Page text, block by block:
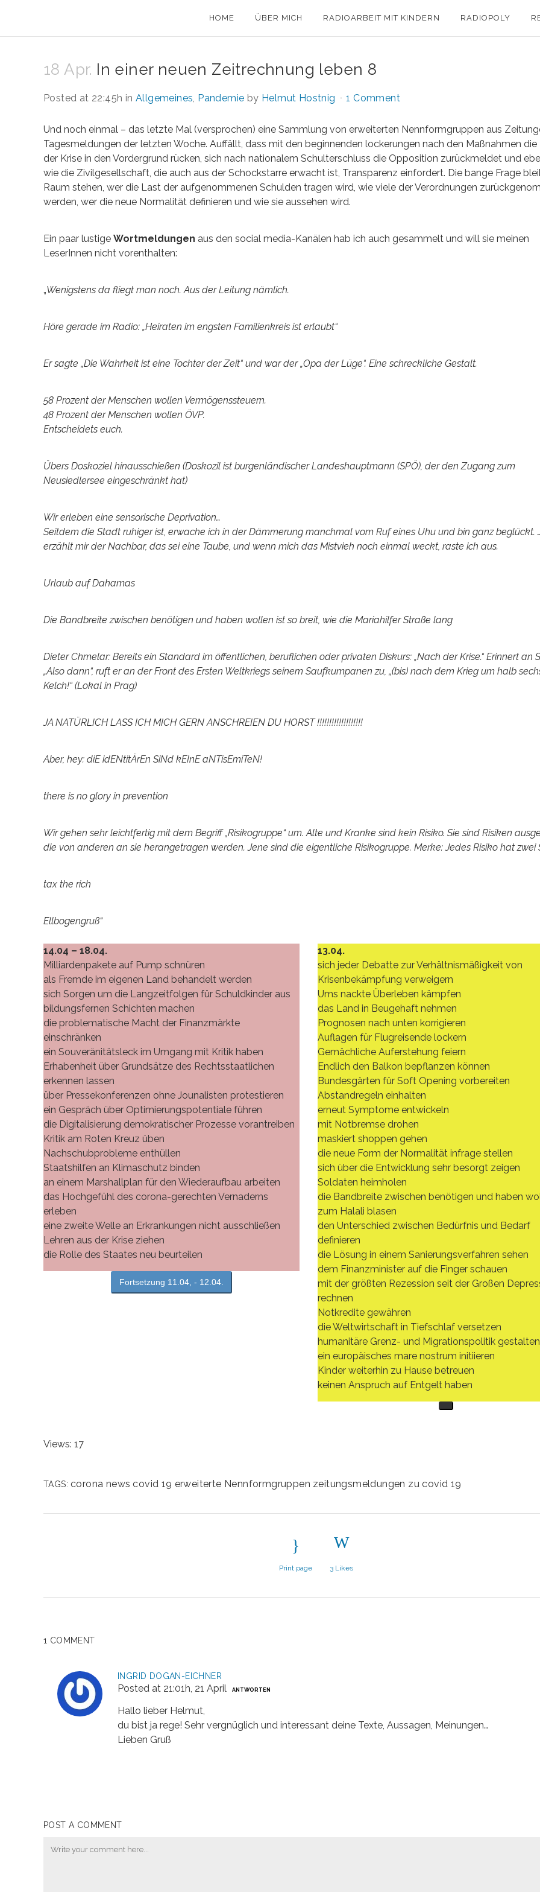
HOME ÜBER MICH RADIOARBEIT MIT KINDERN RADIOPOLY
18 Apr. In einer neuen Zeitrechnung leben 8
Posted at 22:45h inAllgemeines, Pandemie by Helmut Hostnig 1 Comment
Und noch einmal – das letzte Mal (versprochen) eine Sammlung von erweiterten Nennformgruppen aus
Tagesmeldungen der letzten Woche. Auffällt, dass mit den beginnenden lockerungen nach den Maßnahmen die
der Krise in den Vordergrund rücken, sich nach nationalem Schulterschluss die Opposition zurückmeldet und
wie die Zivilgesellschaft, die auch aus der Schockstarre erwacht ist, Transparenz einfordert. Die bange Frage
Raum stehen, wer die Last der aufgenommenen Schulden tragen wird, wie viele der Verordnungen
werden, wer die neue Normalität definieren und wie sie aussehen wird.
Ein paar lustige Wortmeldungen aus den social media-Kanälen hab ich auch gesammelt und will sie meinen
LeserInnen nicht vorenthalten:
„Wenigstens da fliegt man noch. Aus der Leitung nämlich.
Höre gerade im Radio: „Heiraten im engsten Familienkreis ist erlaubt“
Er sagte „Die Wahrheit ist eine Tochter der Zeit“ und war der „Opa der Lüge“. Eine schreckliche Gestalt.
58 Prozent der Menschen wollen Vermögenssteuern.
48 Prozent der Menschen wollen ÖVP.
Entscheidets euch.
Übers Doskoziel hinausschießen (Doskozil ist burgenländischer Landeshauptmann (SPÖ), der den Zugang zum
Neusiedlersee eingeschränkt hat)
Wir erleben eine sensorische Deprivation…
Seitdem die Stadt ruhiger ist, erwache ich in der Dämmerung manchmal vom Ruf eines Uhu und bin ganz beglückt.
erzählt mir der Nachbar, das sei eine Taube, und wenn mich das Mistvieh noch einmal weckt, raste ich aus.
Urlaub auf Dahamas
Die Bandbreite zwischen benötigen und haben wollen ist so breit, wie die Mariahilfer Straße lang
Dieter Chmelar: Bereits ein Standard im öffentlichen, beruflichen oder privaten Diskurs: „Nach der Krise.“ Erinnert an
„Also dann“, ruft er an der Front des Ersten Weltkriegs seinem Saufkumpanen zu, „(bis) nach dem Krieg um halb
Kelch!“ (Lokal in Prag)
JA NATÜRLICH LASS ICH MICH GERN ANSCHREIEN DU HORST !!!!!!!!!!!!!!!!!!!
Aber, hey: diE idENtitÄrEn SiNd kEInE aNTisEmiTeN!
there is no glory in prevention
Wir gehen sehr leichtfertig mit dem Begriff „Risikogruppe“ um. Alte und Kranke sind kein Risiko. Sie sind Risiken
die von anderen an sie herangetragen werden. Jene sind die eigentliche Risikogruppe. Merke: Jedes Risiko hat zwei
tax the rich
Ellbogengruß“
14.04 – 18.04.
Milliardenpakete auf Pump schnüren
als Fremde im eigenen Land behandelt werden
sich Sorgen um die Langzeitfolgen für Schuldkinder aus
bildungsfernen Schichten machen
die problematische Macht der Finanzmärkte
einschränken
ein Souveränitätsleck im Umgang mit Kritik haben
Erhabenheit über Grundsätze des Rechtsstaatlichen
erkennen lassen
über Pressekonferenzen ohne Jounalisten protestieren
ein Gespräch über Optimierungspotentiale führen
die Digitalisierung demokratischer Prozesse vorantreiben
Kritik am Roten Kreuz üben
Nachschubprobleme enthüllen
Staatshilfen an Klimaschutz binden
an einem Marshallplan für den Wiederaufbau arbeiten
das Hochgefühl des corona-gerechten Vernaderns
erleben
eine zweite Welle an Erkrankungen nicht ausschließen
Lehren aus der Krise ziehen
die Rolle des Staates neu beurteilen
Fortsetzung 11.04, - 12.04.
13.04.
sich jeder Debatte zur Verhältnismäßigkeit von
Krisenbekämpfung verweigern
Ums nackte Überleben kämpfen
das Land in Beugehaft nehmen
Prognosen nach unten korrigieren
Auflagen für Flugreisende lockern
Gemächliche Auferstehung feiern
Endlich den Balkon bepflanzen können
Bundesgärten für Soft Opening vorbereiten
Abstandregeln einhalten
erneut Symptome entwickeln
mit Notbremse drohen
maskiert shoppen gehen
die neue Form der Normalität infrage stellen
sich über die Entwicklung sehr besorgt zeigen
Soldaten heimholen
die Bandbreite zwischen benötigen und haben
zum Halali blasen
den Unterschied zwischen Bedürfnis und Bedarf
definieren
die Lösung in einem Sanierungsverfahren sehen
dem Finanzminister auf die Finger schauen
mit der größten Rezession seit der Großen
rechnen
Notkredite gewähren
die Weltwirtschaft in Tiefschlaf versetzen
humanitäre Grenz- und Migrationspolitik gestalten
ein europäisches mare nostrum initiieren
Kinder weiterhin zu Hause betreuen
keinen Anspruch auf Entgelt haben
Views: 17
TAGS: corona news covid 19 erweiterte Nennformgruppen zeitungsmeldungen zu covid 19
Print page 3 Likes
1 COMMENT
INGRID DOGAN-EICHNER
Posted at 21:01h, 21 April ANTWORTEN
Hallo lieber Helmut,
du bist ja rege! Sehr vergnüglich und interessant deine Texte, Aussagen, Meinungen…
Lieben Gruß
POST A COMMENT